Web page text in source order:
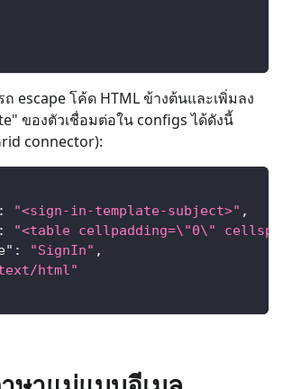
escape โค้ด HTML ข้างต้นและเพิ่มลง
ของตัวเชื่อมต่อใน configs ได้ดังนี้
connector):
: "<sign-in-template-subject>" ,
:
"<table cellpadding=\"0\"
: "SignIn" ,
html"